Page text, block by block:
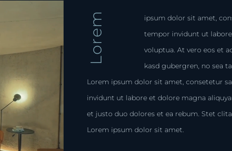
Lorem
ipsum dolor sit amet,
tempor invidunt ut
voluptua. At vero eos et
kasd gubergren, no sea
Lorem ipsum dolor sit amet, consetetur
invidunt ut labore et dolore magna
et justo duo dolores et ea rebum. Stet
Lorem ipsum dolor sit amet.